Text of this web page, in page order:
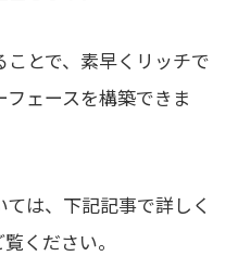
とで、素早くリッチで
ェースを構築できま
は、下記記事で詳しく
ください。